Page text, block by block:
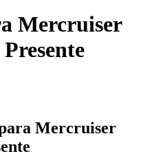
Mercruiser
Mercruiser